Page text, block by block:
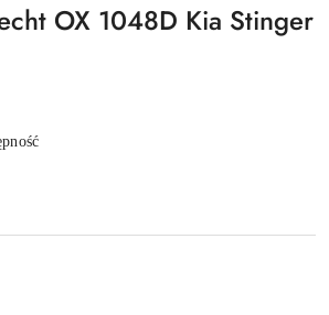
OX 1048D Kia Stinger